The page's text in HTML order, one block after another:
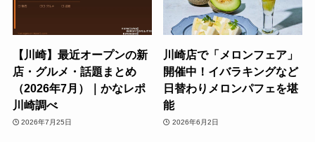
【川崎】最近オープンの新
店・グルメ・話題まとめ
（2026年7月）｜かなレポ
川崎調べ
2026年7月25日
川崎店で「メロンフェア」
開催中！イバラキングなど
日替わりメロンパフェを堪
能
2026年6月2日